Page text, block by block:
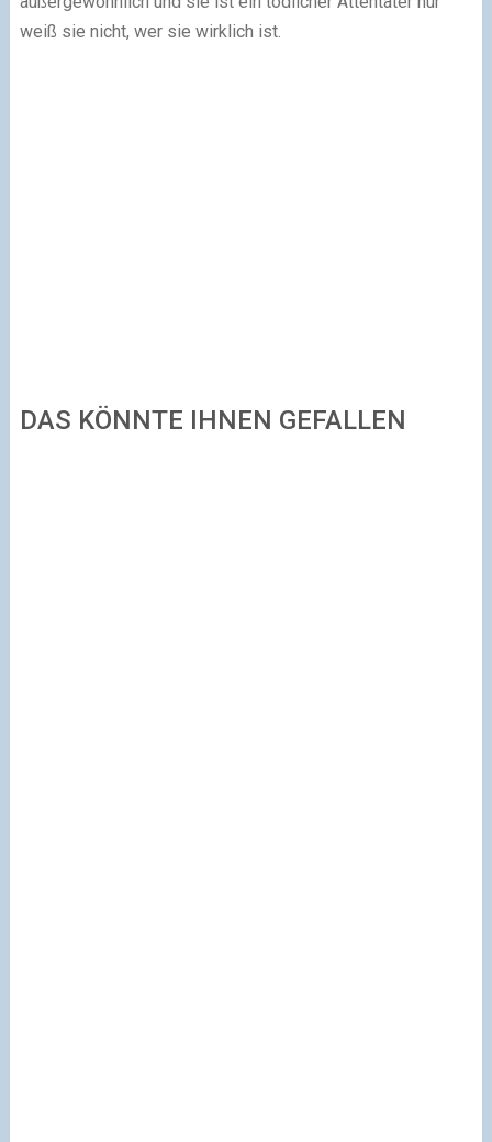
weiß sie nicht, wer sie wirklich ist.
DAS KÖNNTE IHNEN GEFALLEN